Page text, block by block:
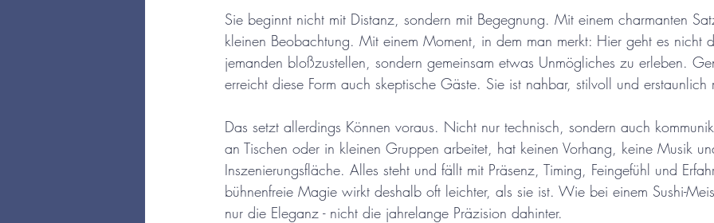
Sie beginnt nicht mit Distanz, sondern mit Begegnung. Mit einem charmanten
kleinen Beobachtung. Mit einem Moment, in dem man merkt: Hier geht es nicht
jemanden bloßzustellen, sondern gemeinsam etwas Unmögliches zu erleben.
erreicht diese Form auch skeptische Gäste. Sie ist nahbar, stilvoll und erstaunlich
Das setzt allerdings Können voraus. Nicht nur technisch, sondern auch
an Tischen oder in kleinen Gruppen arbeitet, hat keinen Vorhang, keine Musik
Inszenierungsfläche. Alles steht und fällt mit Präsenz, Timing, Feingefühl und
bühnenfreie Magie wirkt deshalb oft leichter, als sie ist. Wie bei einem Sushi-
nur die Eleganz - nicht die jahrelange Präzision dahinter.